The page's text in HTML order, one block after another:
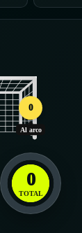
0
Al arco
0
TOTAL